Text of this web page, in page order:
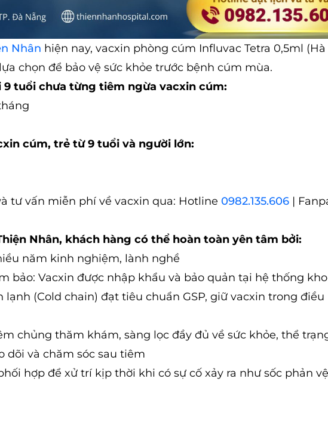
Nhân hiện nay, vacxin phòng cúm Influvac Tetra 0,5ml (Hà
chọn để bảo vệ sức khỏe trước bệnh cúm mùa.
tuổi chưa từng tiêm ngừa vacxin cúm:
cúm, trẻ từ 9 tuổi và người lớn:
tư vấn miễn phí về vacxin qua: Hotline 0982.135.606 |
Nhân, khách hàng có thể hoàn toàn yên tâm bởi:
năm kinh nghiệm, lành nghề
bảo: Vacxin được nhập khẩu và bảo quản tại hệ thống
lạnh (Cold chain) đạt tiêu chuẩn GSP, giữ vacxin trong
chủng thăm khám, sàng lọc đầy đủ về sức khỏe, thể
dõi và chăm sóc sau tiêm
hợp để xử trí kịp thời khi có sự cố xảy ra như sốc phản